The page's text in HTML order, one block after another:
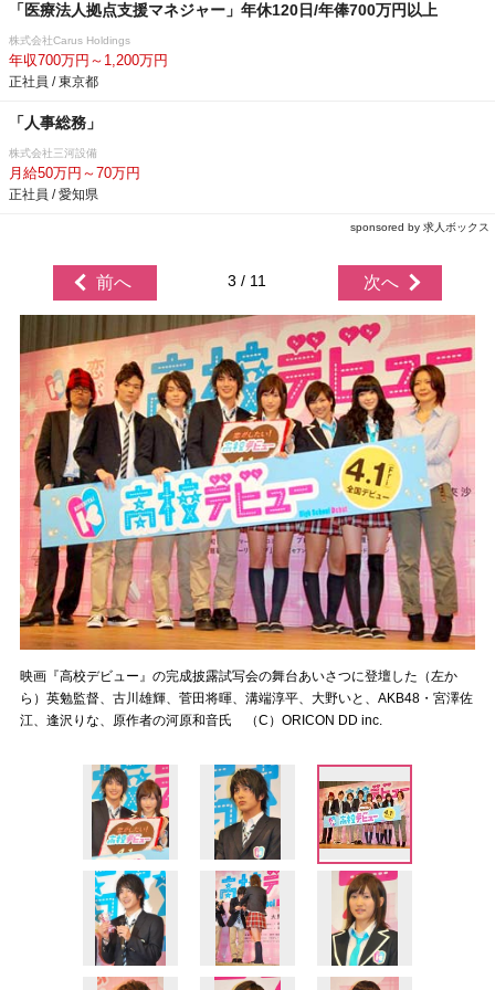
「医療法人拠点支援マネジャー」年休120日/年俸700万円以上
株式会社Carus Holdings
年収700万円～1,200万円
正社員 / 東京都
「人事総務」
株式会社三河設備
月給50万円～70万円
正社員 / 愛知県
sponsored by 求人ボックス
前へ 3 / 11 次へ
映画『高校デビュー』の完成披露試写会の舞台あいさつに登壇した（左か
ら）英勉監督、古川雄輝、菅田将暉、溝端淳平、大野いと、AKB48・宮澤佐
江、逢沢りな、原作者の河原和音氏 （C）ORICON DD inc.